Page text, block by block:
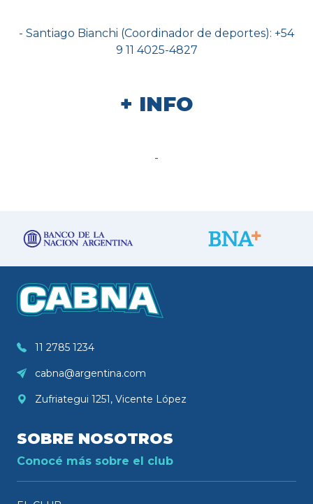
- Santiago Bianchi (Coordinador de deportes): +54
9 11 4025-4827
+ INFO
-
11 2785 1234
cabna@argentina.com
Zufriategui 1251, Vicente López
SOBRE NOSOTROS
Conocé más sobre el club